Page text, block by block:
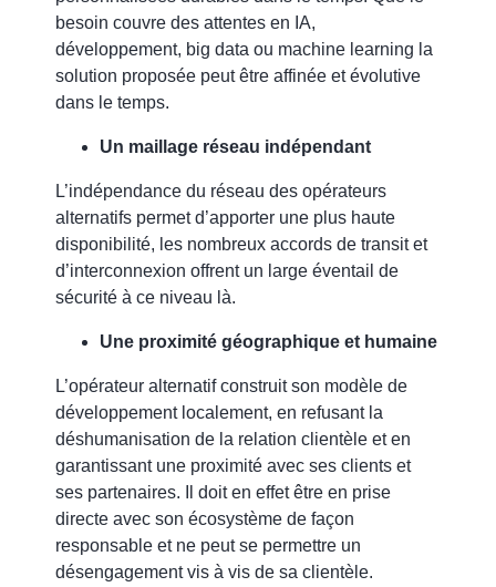
besoin couvre des attentes en IA,
développement, big data ou machine learning la
solution proposée peut être affinée et évolutive
dans le temps.
Un maillage réseau indépendant
L’indépendance du réseau des opérateurs
alternatifs permet d’apporter une plus haute
disponibilité, les nombreux accords de transit et
d’interconnexion offrent un large éventail de
sécurité à ce niveau là.
Une proximité géographique et humaine
L’opérateur alternatif construit son modèle de
développement localement, en refusant la
déshumanisation de la relation clientèle et en
garantissant une proximité avec ses clients et
ses partenaires. Il doit en effet être en prise
directe avec son écosystème de façon
responsable et ne peut se permettre un
désengagement vis à vis de sa clientèle.